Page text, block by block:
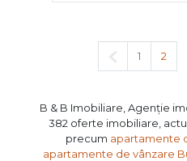
Pagina
1 2
B & B Imobiliare, Agenție
382 oferte imobiliare,
precum apartamente
apartamente de vânzare